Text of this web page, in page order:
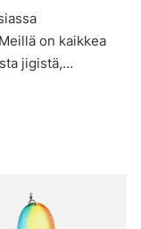
on kaikkea
jigistä,